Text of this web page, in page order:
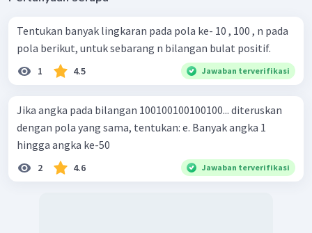
Tentukan banyak lingkaran pada pola ke- 10 , 100 , n pada
pola berikut, untuk sebarang n bilangan bulat positif.
1 4.5 Jawaban terverifikasi
Jika angka pada bilangan 100100100100100... diteruskan
dengan pola yang sama, tentukan: e. Banyak angka 1
hingga angka ke-50
2 4.6 Jawaban terverifikasi